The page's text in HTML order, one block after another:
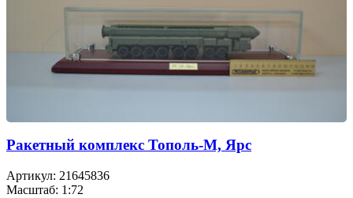
Ракетный комплекс Тополь-М, Ярс
Артикул: 21645836
Масштаб: 1:72